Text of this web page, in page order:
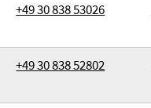
+49 30 838 53026
+49 30 838 52802